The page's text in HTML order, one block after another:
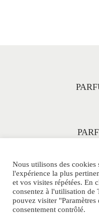
© PARFUMS-
Nous utilisons des
l'expérience la plus
et vos visites répétées. En
consentez à l'utilisation de
pouvez visiter
consentement contrôlé.